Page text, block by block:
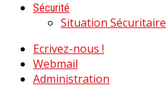
Sécurité
Situation Sécuritaire
Ecrivez-nous !
Webmail
Administration